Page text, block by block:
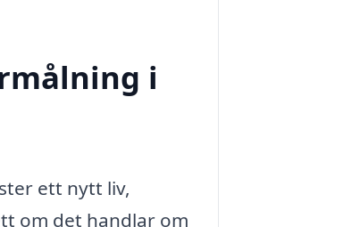
i
ett nytt liv,
om det handlar om